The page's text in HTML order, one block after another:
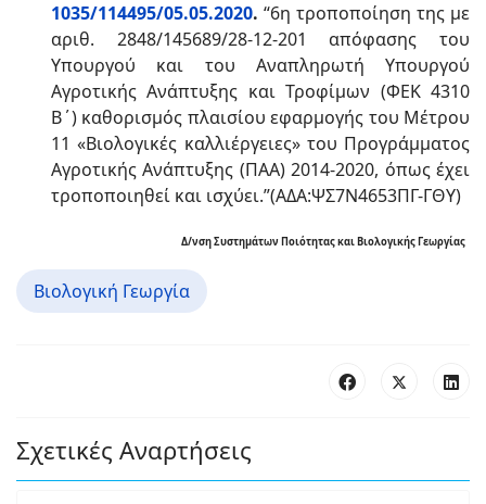
1035/114495/05.05.2020. “6η τροποποίηση της με
αριθ. 2848/145689/28-12-201 απόφασης του
Υπουργού και του Αναπληρωτή Υπουργού
Αγροτικής Ανάπτυξης και Τροφίμων (ΦΕΚ 4310
Β΄) καθορισμός πλαισίου εφαρμογής του Μέτρου
11 «Βιολογικές καλλιέργειες» του Προγράμματος
Αγροτικής Ανάπτυξης (ΠΑΑ) 2014-2020, όπως έχει
τροποποιηθεί και ισχύει.”(ΑΔΑ:ΨΣ7Ν4653ΠΓ-ΓΘΥ)
Δ/νση Συστημάτων Ποιότητας και Βιολογικής Γεωργίας
Βιολογική Γεωργία
Σχετικές Αναρτήσεις